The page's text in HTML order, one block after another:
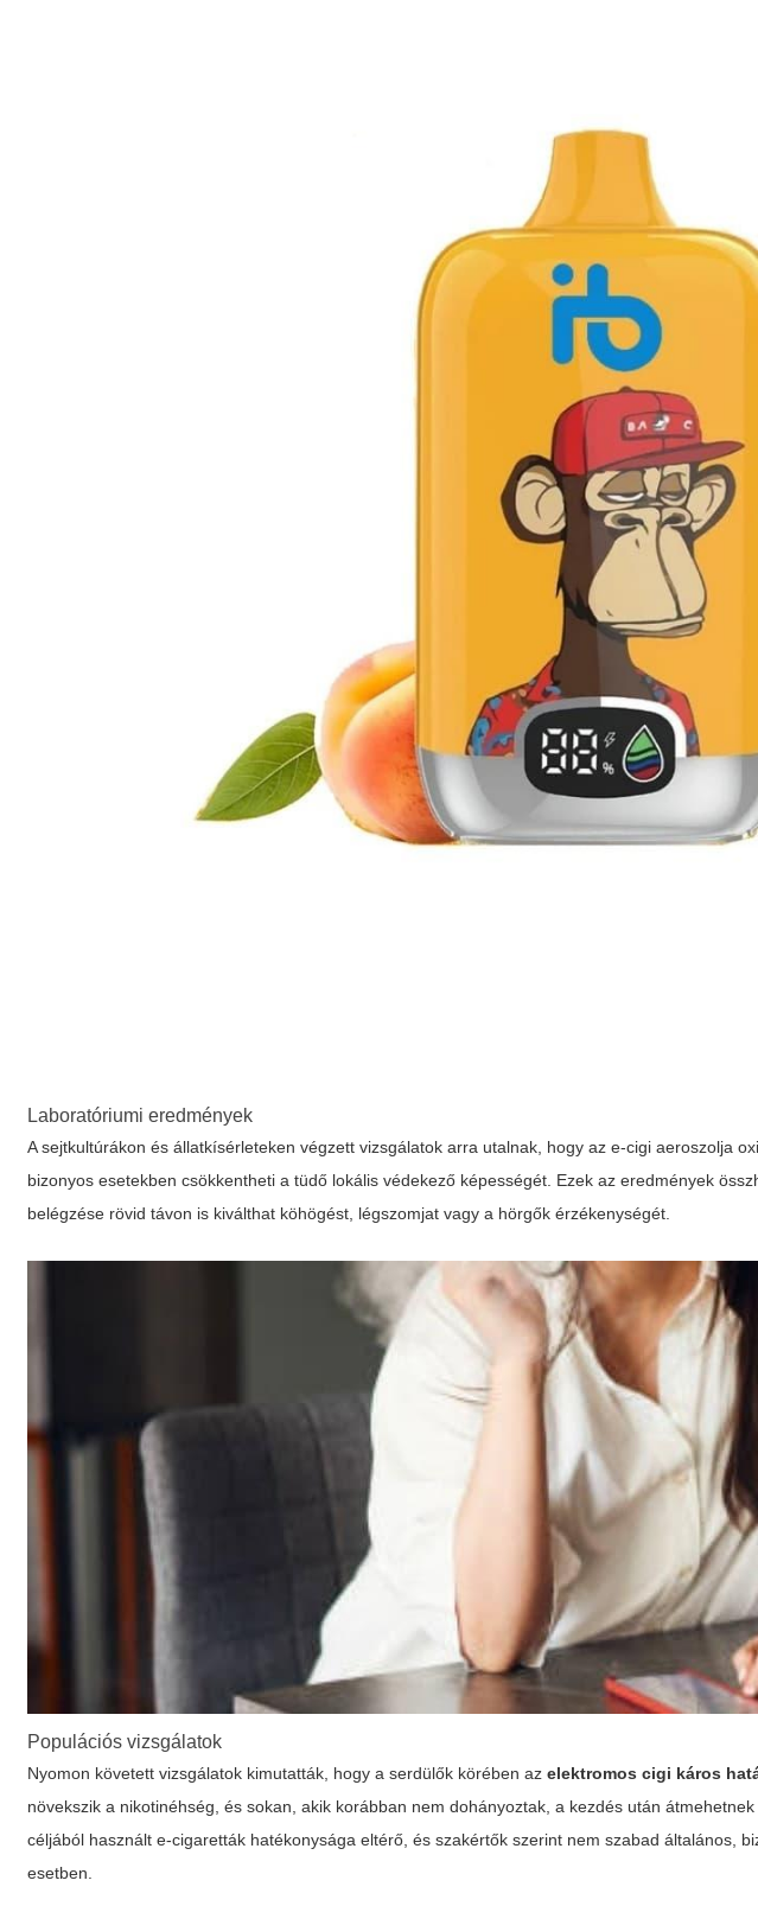
Laboratóriumi eredmények
A sejtkultúrákon és állatkísérleteken végzett vizsgálatok arra utalnak, hogy az e-cigi aeroszolja
bizonyos esetekben csökkentheti a tüdő lokális védekező képességét. Ezek az eredmények
belégzése rövid távon is kiválthat köhögést, légszomjat vagy a hörgők érzékenységét.
Populációs vizsgálatok
Nyomon követett vizsgálatok kimutatták, hogy a serdülők körében azelektromos cigi káros
növekszik a nikotinéhség, és sokan, akik korábban nem dohányoztak, a kezdés után
céljából használt e-cigaretták hatékonysága eltérő, és szakértők szerint nem szabad általános,
esetben.